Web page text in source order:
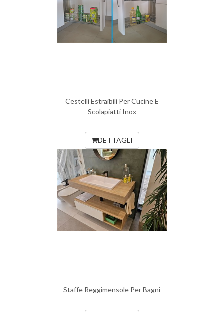
Cestelli Estraibili Per Cucine E
Scolapiatti Inox
DETTAGLI
Staffe Reggimensole Per Bagni